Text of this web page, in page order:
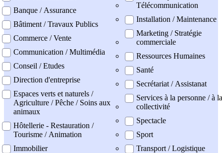
Banque / Assurance
Bâtiment / Travaux Publics
Commerce / Vente
Communication / Multimédia
Conseil / Etudes
Direction d'entreprise
Espaces verts et naturels /
Agriculture / Pêche / Soins aux
animaux
Hôtellerie - Restauration /
Tourisme / Animation
Immobilier
Télécommunication
Installation / Maintenance
Marketing / Stratégie
commerciale
Ressources Humaines
Santé
Secrétariat / Assistanat
Services à la personne / à la
collectivité
Spectacle
Sport
Transport / Logistique